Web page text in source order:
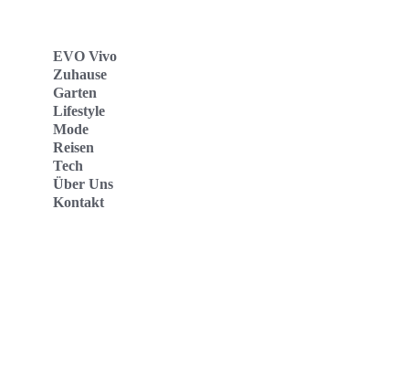
EVO Vivo
Zuhause
Garten
Lifestyle
Mode
Reisen
Tech
Über Uns
Kontakt